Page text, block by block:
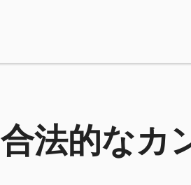
合法的なカ